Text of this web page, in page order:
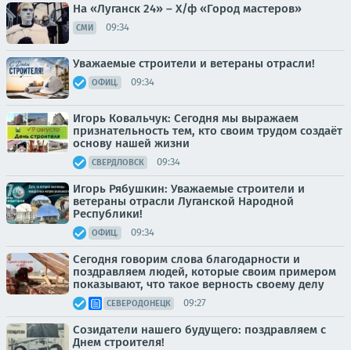
На «Луганск 24» – Х/ф «Город мастеров»
СМИ 09:34
Уважаемые строители и ветераны отрасли!
ОФИЦ. 09:34
Игорь Ковальчук: Сегодня мы выражаем
признательность тем, кто своим трудом создаёт
основу нашей жизни
СВЕРДЛОВСК 09:34
Игорь Рябушкин: Уважаемые строители и
ветераны отрасли Луганской Народной
Республики!
ОФИЦ. 09:34
Сегодня говорим слова благодарности и
поздравляем людей, которые своим примером
показывают, что такое верность своему делу
СЕВЕРОДОНЕЦК 09:27
Созидатели нашего будущего: поздравляем с
Днем строителя!